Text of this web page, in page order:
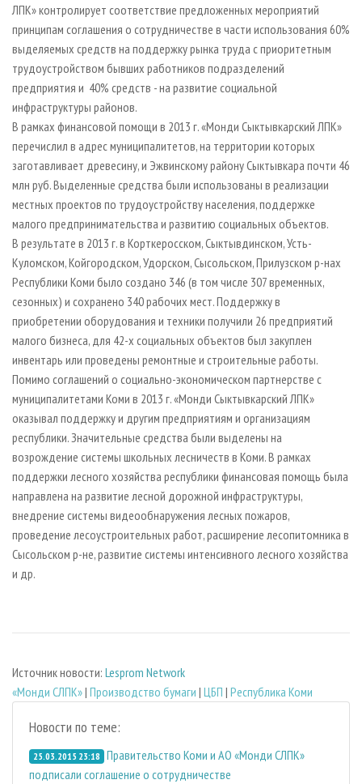
ЛПК» контролирует соответствие предложенных мероприятий
принципам соглашения о сотрудничестве в части использования 60%
выделяемых средств на поддержку рынка труда с приоритетным
трудоустройством бывших работников подразделений
предприятия и 40% средств - на развитие социальной
инфраструктуры районов.
В рамках финансовой помощи в 2013 г. «Монди Сыктывкарский ЛПК»
перечислил в адрес муниципалитетов, на территории которых
заготавливает древесину, и Эжвинскому району Сыктывкара почти 46
млн руб. Выделенные средства были использованы в реализации
местных проектов по трудоустройству населения, поддержке
малого предпринимательства и развитию социальных объектов.
В результате в 2013 г. в Корткеросском, Сыктывдинском, Усть-
Куломском, Койгородском, Удорском, Сысольском, Прилузском р-нах
Республики Коми было создано 346 (в том числе 307 временных,
сезонных) и сохранено 340 рабочих мест. Поддержку в
приобретении оборудования и техники получили 26 предприятий
малого бизнеса, для 42-х социальных объектов был закуплен
инвентарь или проведены ремонтные и строительные работы.
Помимо соглашений о социально-экономическом партнерстве с
муниципалитетами Коми в 2013 г. «Монди Сыктывкарский ЛПК»
оказывал поддержку и другим предприятиям и организациям
республики. Значительные средства были выделены на
возрождение системы школьных лесничеств в Коми. В рамках
поддержки лесного хозяйства республики финансовая помощь была
направлена на развитие лесной дорожной инфраструктуры,
внедрение системы видеообнаружения лесных пожаров,
проведение лесоустроительных работ, расширение лесопитомника в
Сысольском р-не, развитие системы интенсивного лесного хозяйства
и др.
Источник новости: Lesprom Network
«Монди СЛПК»| Производство бумаги | ЦБП | Республика Коми
Новости по теме:
25.03.2015 23:18 Правительство Коми и АО «Монди СЛПК»
подписали соглашение о сотрудничестве